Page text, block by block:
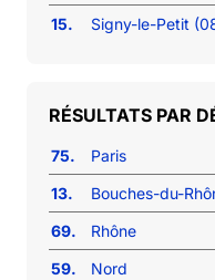
15.
Signy-le-Petit
RÉSULTATS PAR
75.
Paris
13.
Bouches-du-
69.
Rhône
59.
Nord